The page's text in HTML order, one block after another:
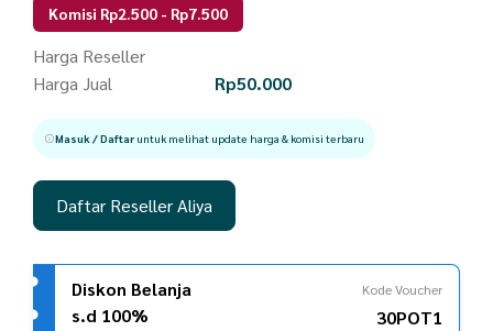
Komisi Rp2.500 - Rp7.500
Harga Reseller
Harga Jual
Rp50.000
Masuk / Daftaruntuk melihat update harga & komisi terbaru
Daftar Reseller Aliya
Diskon Belanja
s.d 100%
Kode Voucher
30POT1